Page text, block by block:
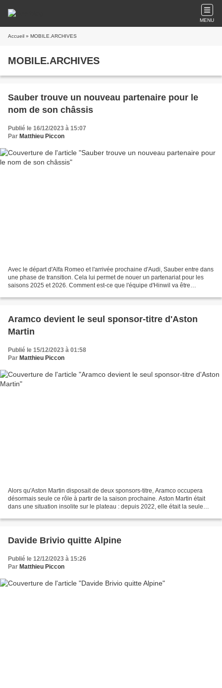
MENU
Accueil » MOBILE.ARCHIVES
MOBILE.ARCHIVES
Sauber trouve un nouveau partenaire pour le
nom de son châssis
Publié le 16/12/2023 à 15:07
Par Matthieu Piccon
Avec le départ d'Alfa Romeo et l'arrivée prochaine d'Audi, Sauber entre dans
une phase de transition. Cela lui permet de nouer un partenariat pour les
saisons 2025 et 2026. Comment est-ce que l'équipe d'Hinwil va être
Aramco devient le seul sponsor-titre d'Aston
Martin
Publié le 15/12/2023 à 01:58
Par Matthieu Piccon
Alors qu'Aston Martin disposait de deux sponsors-titre, Aramco occupera
désormais seule ce rôle à partir de la saison prochaine. Aston Martin était
dans une situation insolite sur le plateau : depuis 2022, elle était la seule
Davide Brivio quitte Alpine
Publié le 12/12/2023 à 15:26
Par Matthieu Piccon